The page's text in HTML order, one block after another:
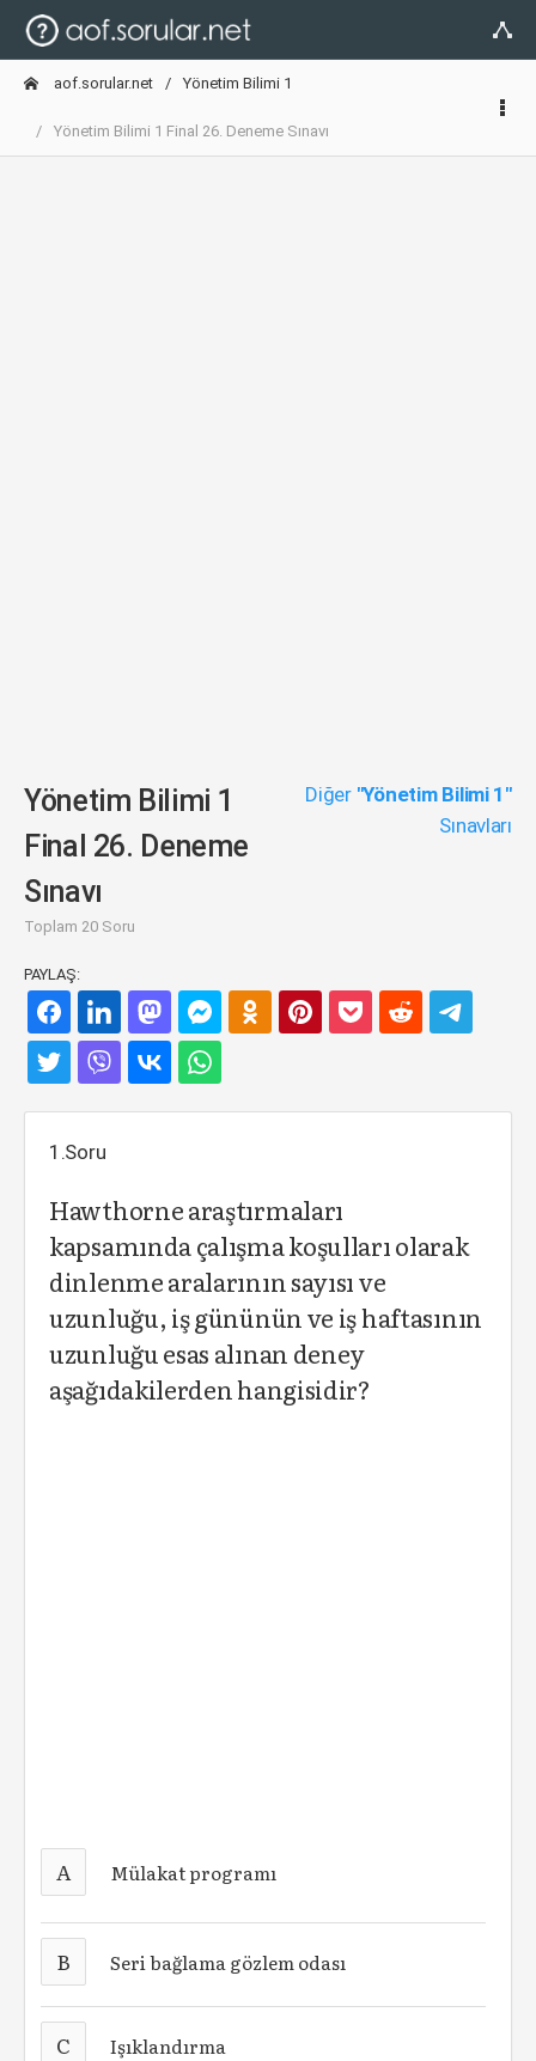
aof.sorular.net Yönetim Bilimi 1
Yönetim Bilimi 1 Final 26. Deneme Sınavı
Yönetim Bilimi 1
Final 26. Deneme
Sınavı
Toplam 20 Soru
Diğer "Yönetim Bilimi 1"
Sınavları
PAYLAŞ:
1.Soru
Hawthorne araştırmaları
kapsamında çalışma koşulları olarak
dinlenme aralarının sayısı ve
uzunluğu, iş gününün ve iş haftasının
uzunluğu esas alınan deney
aşağıdakilerden hangisidir?
A Mülakat programı
B Seri bağlama gözlem odası
C Işıklandırma